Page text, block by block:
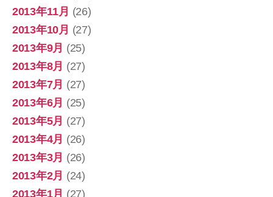
2013年11月 (26)
2013年10月 (27)
2013年9月 (25)
2013年8月 (27)
2013年7月 (27)
2013年6月 (25)
2013年5月 (27)
2013年4月 (26)
2013年3月 (26)
2013年2月 (24)
2013年1月 (27)